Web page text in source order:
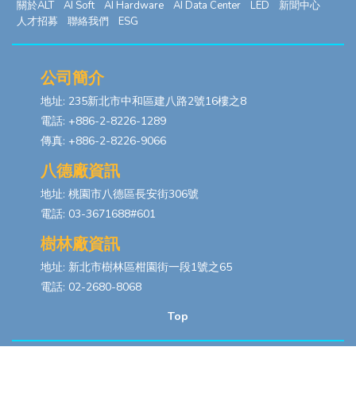
關於ALT AI Soft AI Hardware AI Data Center LED
新聞中心
人才招募
聯絡我們 ESG
公司簡介
地址: 235新北市中和區建八路2號16樓之8
電話: +886-2-8226-1289
傳真: +886-2-8226-9066
八德廠資訊
地址: 桃園市八德區長安街306號
電話: 03-3671688#601
樹林廠資訊
地址: 新北市樹林區柑園街一段1號之65
電話: 02-2680-8068
Top